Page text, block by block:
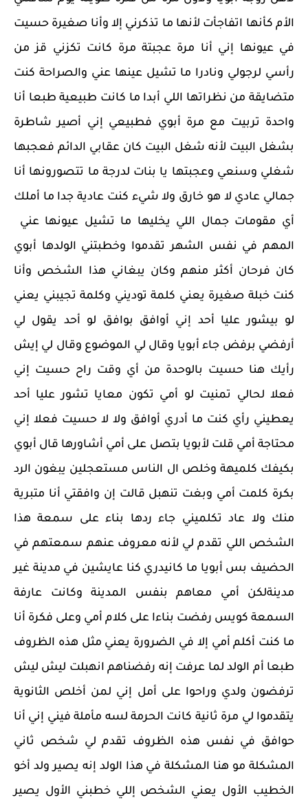
الأم كأنها اتفاجأت لأنها ما تذكرني إلا وأنا صغيرة حسيت
في عيونها إني أنا مرة عجبتة مرة كانت تكزني قز من
رأسي لرجولي ونادرا ما تشيل عينها عني والصراحة كنت
متضايقة من نظراتها اللي أبدا ما كانت طبيعية طبعا أنا
واحدة تربيت مع مرة أبوي فطبيعي إني أصير شاطرة
بشغل البيت لأنه شغل البيت كان عقابي الدائم فعجبها
شغلي وسنعي وعجبتها يا بنات لدرجة ما تتصورونها أنا
جمالي عادي لا هو خارق ولا شيء كنت عادية جدا ما أملك
أي مقومات جمال اللي يخليها ما تشيل عيونها عني
المهم في نفس الشهر تقدموا وخطبتني الولدها أبوي
كان فرحان أكثر منهم وكان يبغاني هذا الشخص وأنا
كنت خبلة صغيرة يعني كلمة توديني وكلمة تجيبني يعني
لو بيشور عليا أحد إني أوافق بوافق لو أحد يقول لي
أرفضي برفض جاء أبويا وقال لي الموضوع وقال لي إيش
رأيك هنا حسيت بالوحدة من أي وقت راح حسيت إني
فعلا لحالي تمنيت لو أمي تكون معايا تشور عليا أحد
يعطيني رأي كنت ما أدري أوافق ولا لا حسيت فعلا إني
محتاجة أمي قلت لأبويا بتصل على أمي أشاورها قال أبوي
بكيفك كلميهة وخلص ال الناس مستعجلين يبغون الرد
بكرة كلمت أمي وبغت تنهبل قالت إن وافقتي أنا متبرية
منك ولا عاد تكلميني جاء ردها بناء على سمعة هذا
الشخص اللي تقدم لي لأنه معروف عنهم سمعتهم في
الحضيف بس أبويا ما كانيدري كنا عايشين في مدينة غير
مدينةلكن أمي معاهم بنفس المدينة وكانت عارفة
السمعة كويس رفضت بناءا على كلام أمي وعلى فكرة أنا
ما كنت أكلم أمي إلا في الضرورة يعني مثل هذه الظروف
طبعا أم الولد لما عرفت إنه رفضناهم انهبلت ليش ليش
ترفضون ولدي وراحوا على أمل إني لمن أخلص الثانوية
يتقدموا لي مرة ثانية كانت الحرمة لسه مأملة فيني إني أنا
حوافق في نفس هذه الظروف تقدم لي شخص ثاني
المشكلة مو هنا المشكلة في هذا الولد إنه يصير ولد أخو
الخطيب الأول يعني الشخص إللي خطبني الأول يصير